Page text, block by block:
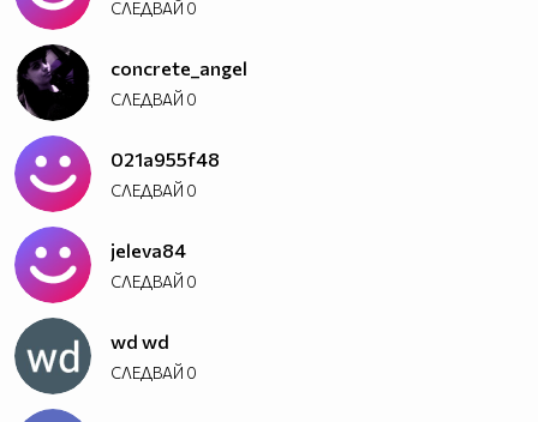
СЛЕДВАЙ 0
concrete_angel
СЛЕДВАЙ 0
021a955f48
СЛЕДВАЙ 0
jeleva84
СЛЕДВАЙ 0
wd wd
СЛЕДВАЙ 0